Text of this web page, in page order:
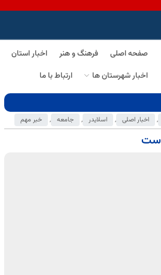
صفحه اصلی فرهنگ و هنر اخبار استان
اخبار شهرستان ها
ارتباط با ما
, اخبار اصلی , اسلایدر , جامعه , خبر مهم